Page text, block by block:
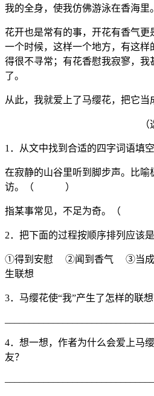
我的全身，使我仿佛游泳在香海里。
花开也是常有的事，开花有香气
一个时候，这样一个地方，有这样
得很不寻常；有花香慰我寂寥，
了。
从此，我就爱上了马缨花，把它当
1．从文中找到合适的四字词语填空
在寂静的山谷里听到脚步声。比喻
访。（ ）
指某事常见，不足为奇。（
2．把下面的过程按顺序排列应该是
①得到安慰 ②闻到香气 ③当
生联想
3．马缨花使“我”产生了怎样的联
4．想一想，作者为什么会爱上马
友？